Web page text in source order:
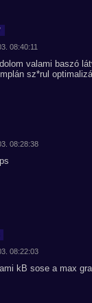
08:40:11
valami baszó
sz*rul
08:28:38
08:22:03
kB sose a max